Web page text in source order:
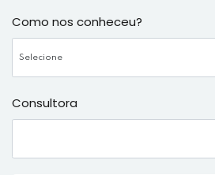
Como nos conheceu?
Consultora